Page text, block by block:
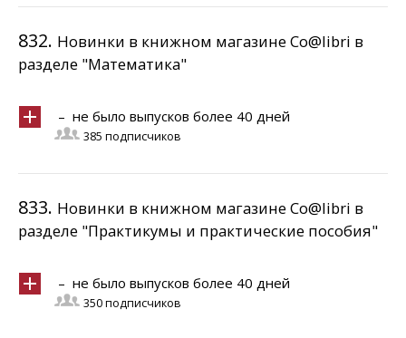
832. Новинки в книжном магазине Co@libri в
разделе "Математика"
– не было выпусков более 40 дней
385 подписчиков
833. Новинки в книжном магазине Co@libri в
разделе "Практикумы и практические пособия"
– не было выпусков более 40 дней
350 подписчиков